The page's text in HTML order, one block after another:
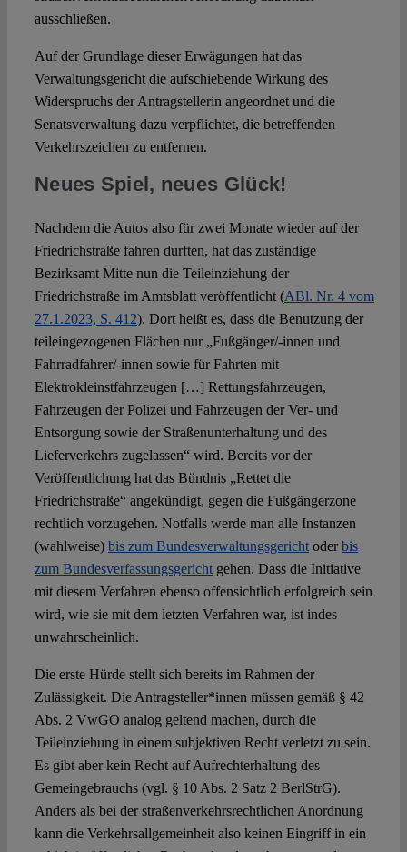
ausschließen.
Auf der Grundlage dieser Erwägungen hat das
Verwaltungsgericht die aufschiebende Wirkung des
Widerspruchs der Antragstellerin angeordnet und die
Senatsverwaltung dazu verpflichtet, die betreffenden
Verkehrszeichen zu entfernen.
Neues Spiel, neues Glück!
Nachdem die Autos also für zwei Monate wieder auf der
Friedrichstraße fahren durften, hat das zuständige
Bezirksamt Mitte nun die Teileinziehung der
Friedrichstraße im Amtsblatt veröffentlicht (ABl. Nr. 4 vom
27.1.2023, S. 412). Dort heißt es, dass die Benutzung der
teileingezogenen Flächen nur „Fußgänger/-innen und
Fahrradfahrer/-innen sowie für Fahrten mit
Elektrokleinstfahrzeugen […] Rettungsfahrzeugen,
Fahrzeugen der Polizei und Fahrzeugen der Ver- und
Entsorgung sowie der Straßenunterhaltung und des
Lieferverkehrs zugelassen“ wird. Bereits vor der
Veröffentlichung hat das Bündnis „Rettet die
Friedrichstraße“ angekündigt, gegen die Fußgängerzone
rechtlich vorzugehen. Notfalls werde man alle Instanzen
(wahlweise) bis zum Bundesverwaltungsgerichtoderbis
zum Bundesverfassungsgerichtgehen. Dass die Initiative
mit diesem Verfahren ebenso offensichtlich erfolgreich sein
wird, wie sie mit dem letzten Verfahren war, ist indes
unwahrscheinlich.
Die erste Hürde stellt sich bereits im Rahmen der
Zulässigkeit. Die Antragsteller*innen müssen gemäß § 42
Abs. 2 VwGO analog geltend machen, durch die
Teileinziehung in einem subjektiven Recht verletzt zu sein.
Es gibt aber kein Recht auf Aufrechterhaltung des
Gemeingebrauchs (vgl. § 10 Abs. 2 Satz 2 BerlStrG).
Anders als bei der straßenverkehrsrechtlichen Anordnung
kann die Verkehrsallgemeinheit also keinen Eingriff in ein